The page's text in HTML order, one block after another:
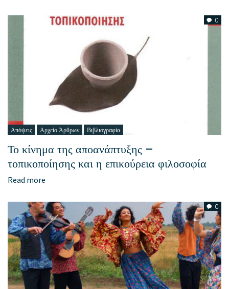
0
Απόψεις Αρχείο Άρθρων Βιβλιογραφία
Το κίνημα της αποανάπτυξης –
τοπικοποίησης και η επικούρεια φιλοσοφία
Read more
0